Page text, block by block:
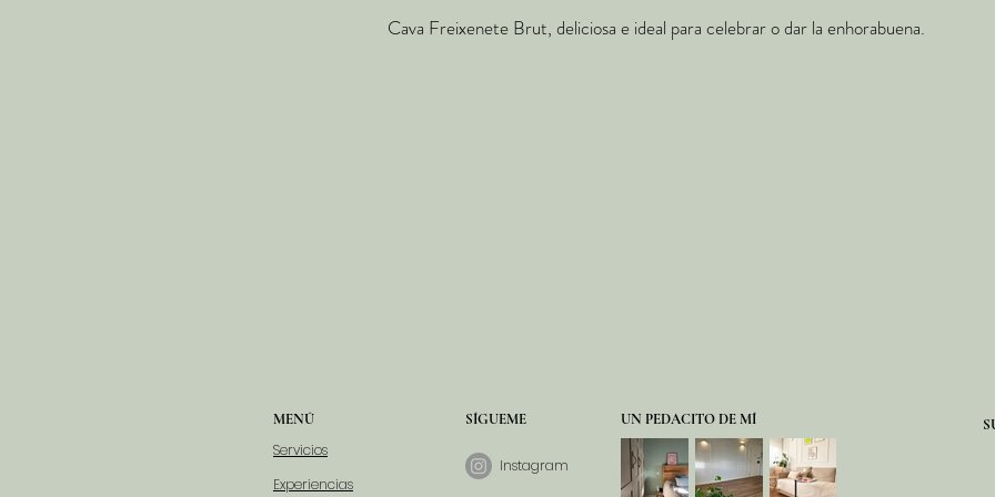
Cava Freixenete Brut, deliciosa e ideal para celebrar o dar la enhorabuena.
MENÚ SÍGUEME UN PEDACITO DE MÍ
Servicios
Experiencias
Instagram